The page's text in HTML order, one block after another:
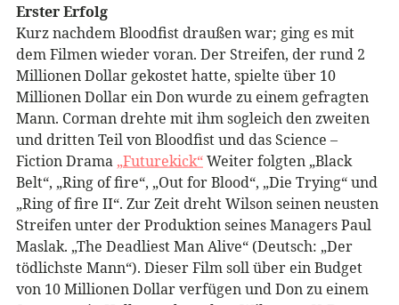
Erster Erfolg
Kurz nachdem Bloodfist draußen war; ging es mit
dem Filmen wieder voran. Der Streifen, der rund 2
Millionen Dollar gekostet hatte, spielte über 10
Millionen Dollar ein Don wurde zu einem gefragten
Mann. Corman drehte mit ihm sogleich den zweiten
und dritten Teil von Bloodfist und das Science –
Fiction Drama „Futurekick“Weiter folgten „Black
Belt“, „Ring of fire“, „Out for Blood“, „Die Trying“ und
„Ring of fire II“. Zur Zeit dreht Wilson seinen neusten
Streifen unter der Produktion seines Managers Paul
Maslak. „The Deadliest Man Alive“ (Deutsch: „Der
tödlichste Mann“). Dieser Film soll über ein Budget
von 10 Millionen Dollar verfügen und Don zu einem